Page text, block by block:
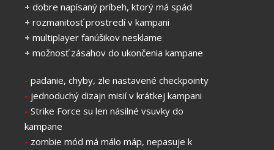
+ dobre napísaný príbeh, ktorý má spád
+ rozmanitosť prostredí v kampani
+ multiplayer fanúšikov nesklame
+ možnosť zásahov do ukončenia kampane
- padanie, chyby, zle nastavené checkpointy
- jednoduchý dizajn misií v krátkej kampani
- Strike Force su len násilné vsuvky do
kampane
- zombie mód má málo máp, nepasuje k